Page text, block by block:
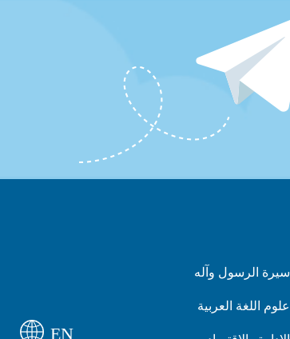
سيرة الرسول وآله
علوم اللغة العربية
EN